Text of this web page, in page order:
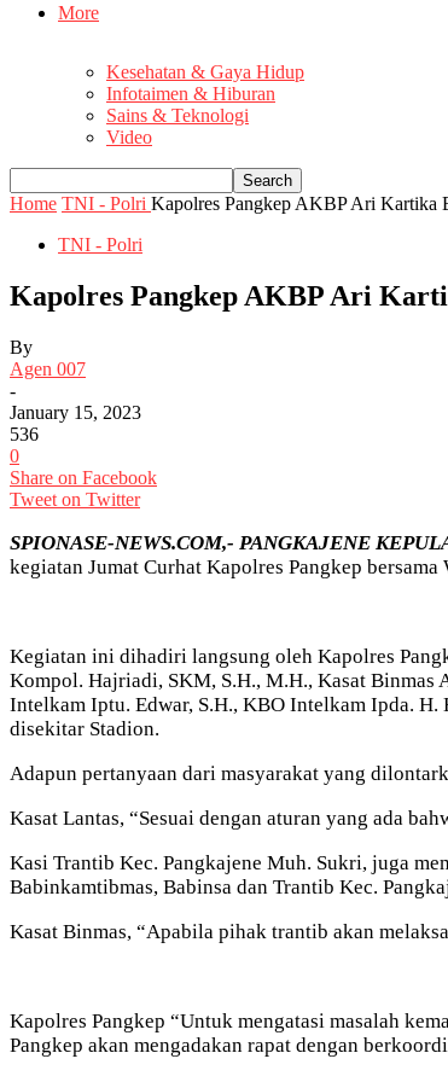
More
Kesehatan & Gaya Hidup
Infotaimen & Hiburan
Sains & Teknologi
Video
Home TNI - Polri Kapolres Pangkep AKBP Ari Kartika
TNI - Polri
Kapolres Pangkep AKBP Ari
By
Agen 007
-
January 15, 2023
536
0
Share on Facebook
Tweet on Twitter
SPIONASE-NEWS.COM,- PANGKAJENE
kegiatan Jumat Curhat Kapolres Pangkep
Kegiatan ini dihadiri langsung oleh Kapolres
Kompol. Hajriadi, SKM, S.H., M.H., Kasat Binmas
Intelkam Iptu. Edwar, S.H., KBO Intelkam Ipda. H.
disekitar Stadion.
Adapun pertanyaan dari masyarakat yang
Kasat Lantas, “Sesuai dengan aturan yang ada
Kasi Trantib Kec. Pangkajene Muh. Sukri, juga
Babinkamtibmas, Babinsa dan Trantib Kec.
Kasat Binmas, “Apabila pihak trantib akan
Kapolres Pangkep “Untuk mengatasi masalah
Pangkep akan mengadakan rapat dengan